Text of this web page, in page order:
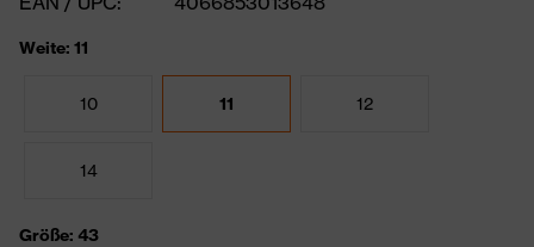
Weite: 11
10 11 12
14
Größe: 43